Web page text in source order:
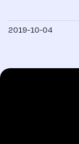
2019-10-04